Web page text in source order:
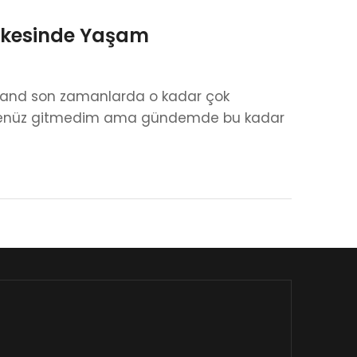
Yaşam
son zamanlarda o kadar çok
gitmedim ama gündemde bu kadar